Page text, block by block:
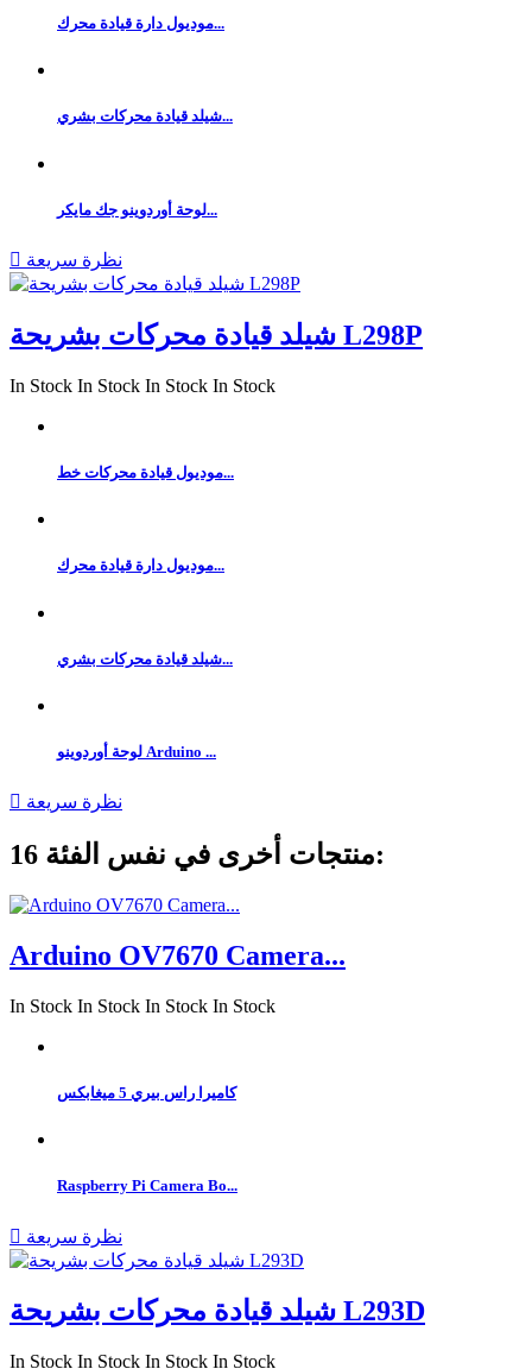
موديول دارة قيادة محرك...
شيلد قيادة محركات بشري...
لوحة أوردوينو جك مايكر...
 نظرة سريعة
شيلد قيادة محركات بشريحة L298P
In Stock In Stock In Stock In Stock
موديول قيادة محركات خط...
موديول دارة قيادة محرك...
شيلد قيادة محركات بشري...
لوحة أوردوينو Arduino ...
 نظرة سريعة
16 منتجات أخرى في نفس الفئة:
Arduino OV7670 Camera...
In Stock In Stock In Stock In Stock
كاميرا راس بيري 5 ميغابكس
Raspberry Pi Camera Bo...
 نظرة سريعة
شيلد قيادة محركات بشريحة L293D
In Stock In Stock In Stock In Stock